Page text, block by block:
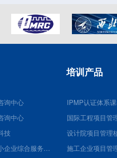
询中心
询中心
技
西安市中小企业综合服务平台
培训产品
IPMP认证体系
国际工程项目管
施工企业项目管